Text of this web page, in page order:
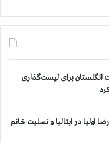
انگلستان برای لیست‌گذاری
اولیا در ایتالیا و تسلیت خانم